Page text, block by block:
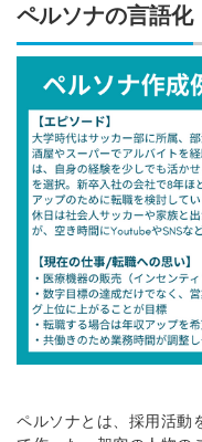
ペルソナの言語化
ペルソナとは、採用活動